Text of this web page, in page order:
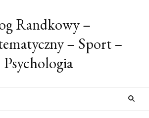
Randkowy –
– Sport –
Psychologia